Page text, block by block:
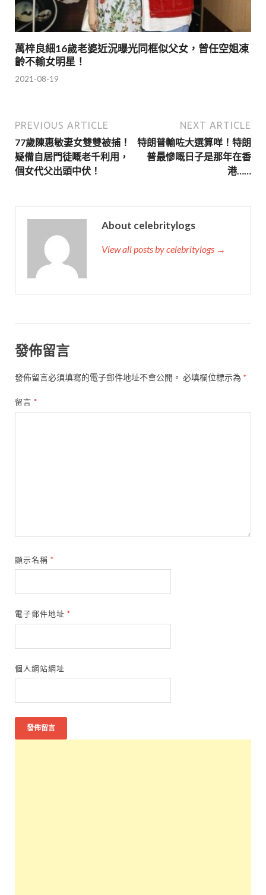
萬梓良細16歲老婆近況曝光同框似父女，曾任空姐凍
齡不輸女明星！
2021-08-19
PREVIOUS ARTICLE
77歲陳惠敏妻女雙雙被捕！
疑備自居門徒嘅老千利用，
個女代父出頭中伏！
NEXT ARTICLE
特朗普輸咗大選算咩！特朗
普最慘嘅日子是那年在香
港……
About celebritylogs
View all posts by celebritylogs →
發佈留言
發佈留言必須填寫的電子郵件地址不會公開。 必填欄位標示為 *
留言*
顯示名稱*
電子郵件地址*
個人網站網址